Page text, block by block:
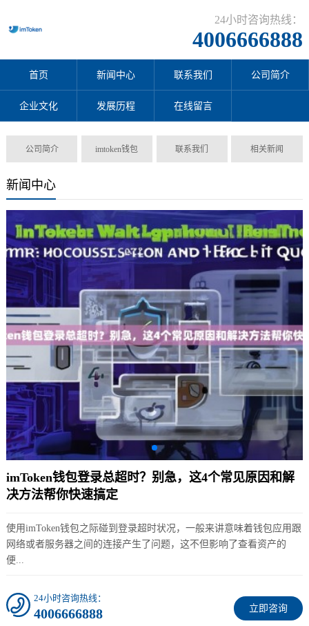
24小时咨询热线：
4006666888
首页 新闻中心 联系我们 公司简介
企业文化 发展历程 在线留言
公司简介 imtoken钱包 联系我们 相关新闻
新闻中心
imToken钱包登录总超时？别急，这4个常见原因和解
决方法帮你快速搞定
使用imToken钱包之际碰到登录超时状况，一般来讲意味着钱包应用跟
网络或者服务器之间的连接产生了问题，这不但影响了查看资产的
便...
立即咨询
24小时咨询热线：
4006666888